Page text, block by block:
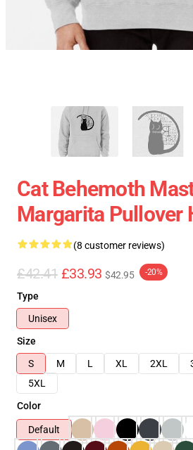
Cat Behemoth
Margarita Pullover
(8 customer reviews)
£42.41 £33.93 $42.95 -20%
Type
Unisex
Size
S
M L XL 2XL
5XL
Color
Default